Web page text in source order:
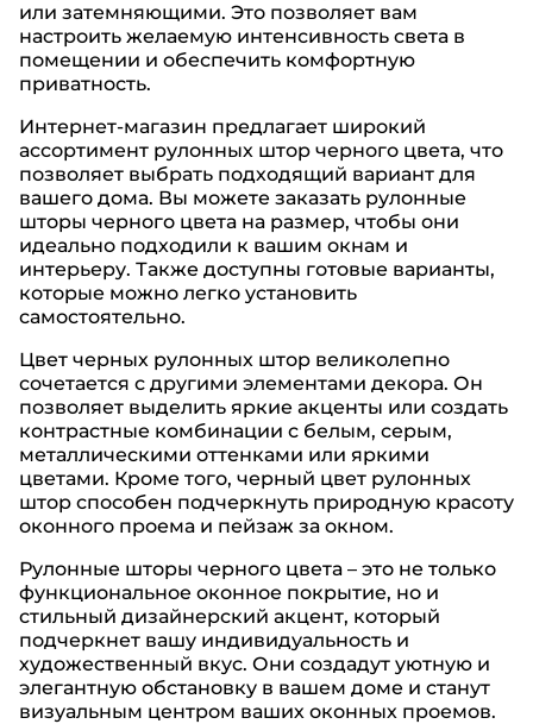
или затемняющими. Это позволяет вам
настроить желаемую интенсивность света в
помещении и обеспечить комфортную
приватность.
Интернет-магазин предлагает широкий
ассортимент рулонных штор черного цвета, что
позволяет выбрать подходящий вариант для
вашего дома. Вы можете заказать рулонные
шторы черного цвета на размер, чтобы они
идеально подходили к вашим окнам и
интерьеру. Также доступны готовые варианты,
которые можно легко установить
самостоятельно.
Цвет черных рулонных штор великолепно
сочетается с другими элементами декора. Он
позволяет выделить яркие акценты или создать
контрастные комбинации с белым, серым,
металлическими оттенками или яркими
цветами. Кроме того, черный цвет рулонных
штор способен подчеркнуть природную красоту
оконного проема и пейзаж за окном.
Рулонные шторы черного цвета – это не только
функциональное оконное покрытие, но и
стильный дизайнерский акцент, который
подчеркнет вашу индивидуальность и
художественный вкус. Они создадут уютную и
элегантную обстановку в вашем доме и станут
визуальным центром ваших оконных проемов.